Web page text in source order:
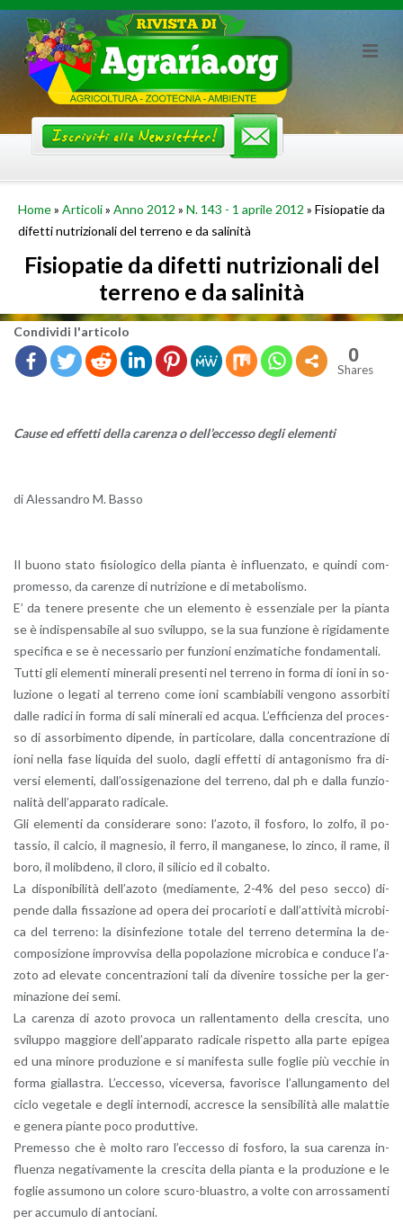
Skip
content
Home» Articoli» Anno 2012 » N. 143 - 1 aprile 2012 » Fisiopatie da
difetti nutrizionali del terreno e da salinità
Fisiopatie da difetti nutrizionali del
terreno e da salinità
Con­di­vi­di l'ar­ti­co­lo
0
Shares
Cause ed ef­fet­ti della ca­ren­za o del­l’ec­ces­so degli ele­men­ti
di Ales­san­dro M. Basso
Il buono stato fi­sio­lo­gi­co della pian­ta è in­fluen­za­to, e quin­di com­
pro­mes­so, da ca­ren­ze di nu­tri­zio­ne e di me­ta­bo­li­smo.
E’ da te­ne­re pre­sen­te che un ele­men­to è es­sen­zia­le per la pian­ta
se è in­di­spen­sa­bi­le al suo svi­lup­po, se la sua fun­zio­ne è ri­gi­da­men­te
spe­ci­fi­ca e se è ne­ces­sa­rio per fun­zio­ni en­zi­ma­ti­che fon­da­men­ta­li.
Tutti gli ele­men­ti mi­ne­ra­li pre­sen­ti nel ter­re­no in forma di ioni in so­
lu­zio­ne o le­ga­ti al ter­re­no come ioni scam­bia­bi­li ven­go­no as­sor­bi­ti
dalle ra­di­ci in forma di sali mi­ne­ra­li ed acqua. L’ef­fi­cien­za del pro­ces­
so di as­sor­bi­men­to di­pen­de, in par­ti­co­la­re, dalla con­cen­tra­zio­ne di
ioni nella fase li­qui­da del suolo, dagli ef­fet­ti di an­ta­go­ni­smo fra di­
ver­si ele­men­ti, dal­l’os­si­ge­na­zio­ne del ter­re­no, dal ph e dalla fun­zio­
na­li­tà del­l’ap­pa­ra­to ra­di­ca­le.
Gli ele­men­ti da con­si­de­ra­re sono: l’a­zo­to, il fo­sfo­ro, lo zolfo, il po­
tas­sio, il cal­cio, il ma­gne­sio, il ferro, il man­ga­ne­se, lo zinco, il rame, il
boro, il mo­lib­de­no, il cloro, il si­li­cio ed il co­bal­to.
La di­spo­ni­bi­li­tà del­l’a­zo­to (me­dia­men­te, 2-4% del peso secco) di­
pen­de dalla fis­sa­zio­ne ad opera dei pro­ca­rio­ti e dal­l’at­ti­vi­tà mi­cro­bi­
ca del ter­re­no: la di­sin­fe­zio­ne to­ta­le del ter­re­no de­ter­mi­na la de­
com­po­si­zio­ne im­prov­vi­sa della po­po­la­zio­ne mi­cro­bi­ca e con­du­ce l’a­
zo­to ad ele­va­te con­cen­tra­zio­ni tali da di­ve­ni­re tos­si­che per la ger­
mi­na­zio­ne dei semi.
La ca­ren­za di azoto pro­vo­ca un ral­len­ta­men­to della cre­sci­ta, uno
svi­lup­po mag­gio­re del­l’ap­pa­ra­to ra­di­ca­le ri­spet­to alla parte epi­gea
ed una mi­no­re pro­du­zio­ne e si ma­ni­fe­sta sulle fo­glie più vec­chie in
forma gial­la­stra. L’ec­ces­so, vi­ce­ver­sa, fa­vo­ri­sce l’al­lun­ga­men­to del
ciclo ve­ge­ta­le e degli in­ter­no­di, ac­cre­sce la sen­si­bi­li­tà alle ma­lat­tie
e ge­ne­ra pian­te poco pro­dut­ti­ve.
Pre­mes­so che è molto raro l’ec­ces­so di fo­sfo­ro, la sua ca­ren­za in­
fluen­za ne­ga­ti­va­men­te la cre­sci­ta della pian­ta e la pro­du­zio­ne e le
fo­glie as­su­mo­no un co­lo­re scu­ro-blua­stro, a volte con ar­ros­sa­men­ti
per ac­cu­mu­lo di an­to­cia­ni.